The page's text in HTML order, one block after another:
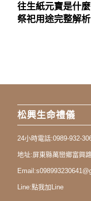
往生紙元寶是什
祭祀用途完整解析
松興生命禮儀
24小時電話:0989-932-
地址:屏東縣萬巒鄉富興
Email:
Line:點我加Line